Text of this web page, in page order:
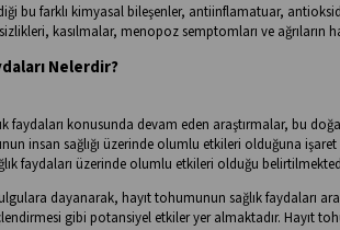
bu farklı kimyasal bileşenler, antiinflamatuar,
kasılmalar, menopoz semptomları ve ağrıların
Nelerdir?
faydaları konusunda devam eden araştırmalar, bu
insan sağlığı üzerinde olumlu etkileri olduğuna
faydaları üzerinde olumlu etkileri olduğu
dayanarak, hayıt tohumunun sağlık faydaları
gibi potansiyel etkiler yer almaktadır. Hayıt